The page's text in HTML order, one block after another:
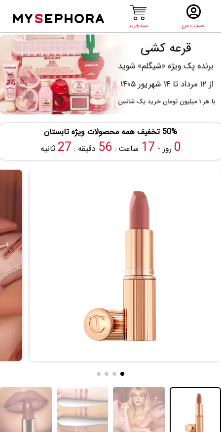
حساب من سبدخرید
MYSEPHORA
50% تخفیف همه محصولات ویژه تابستان
0 روز - 17 ساعت :56 دقیقه : 26 ثانیه